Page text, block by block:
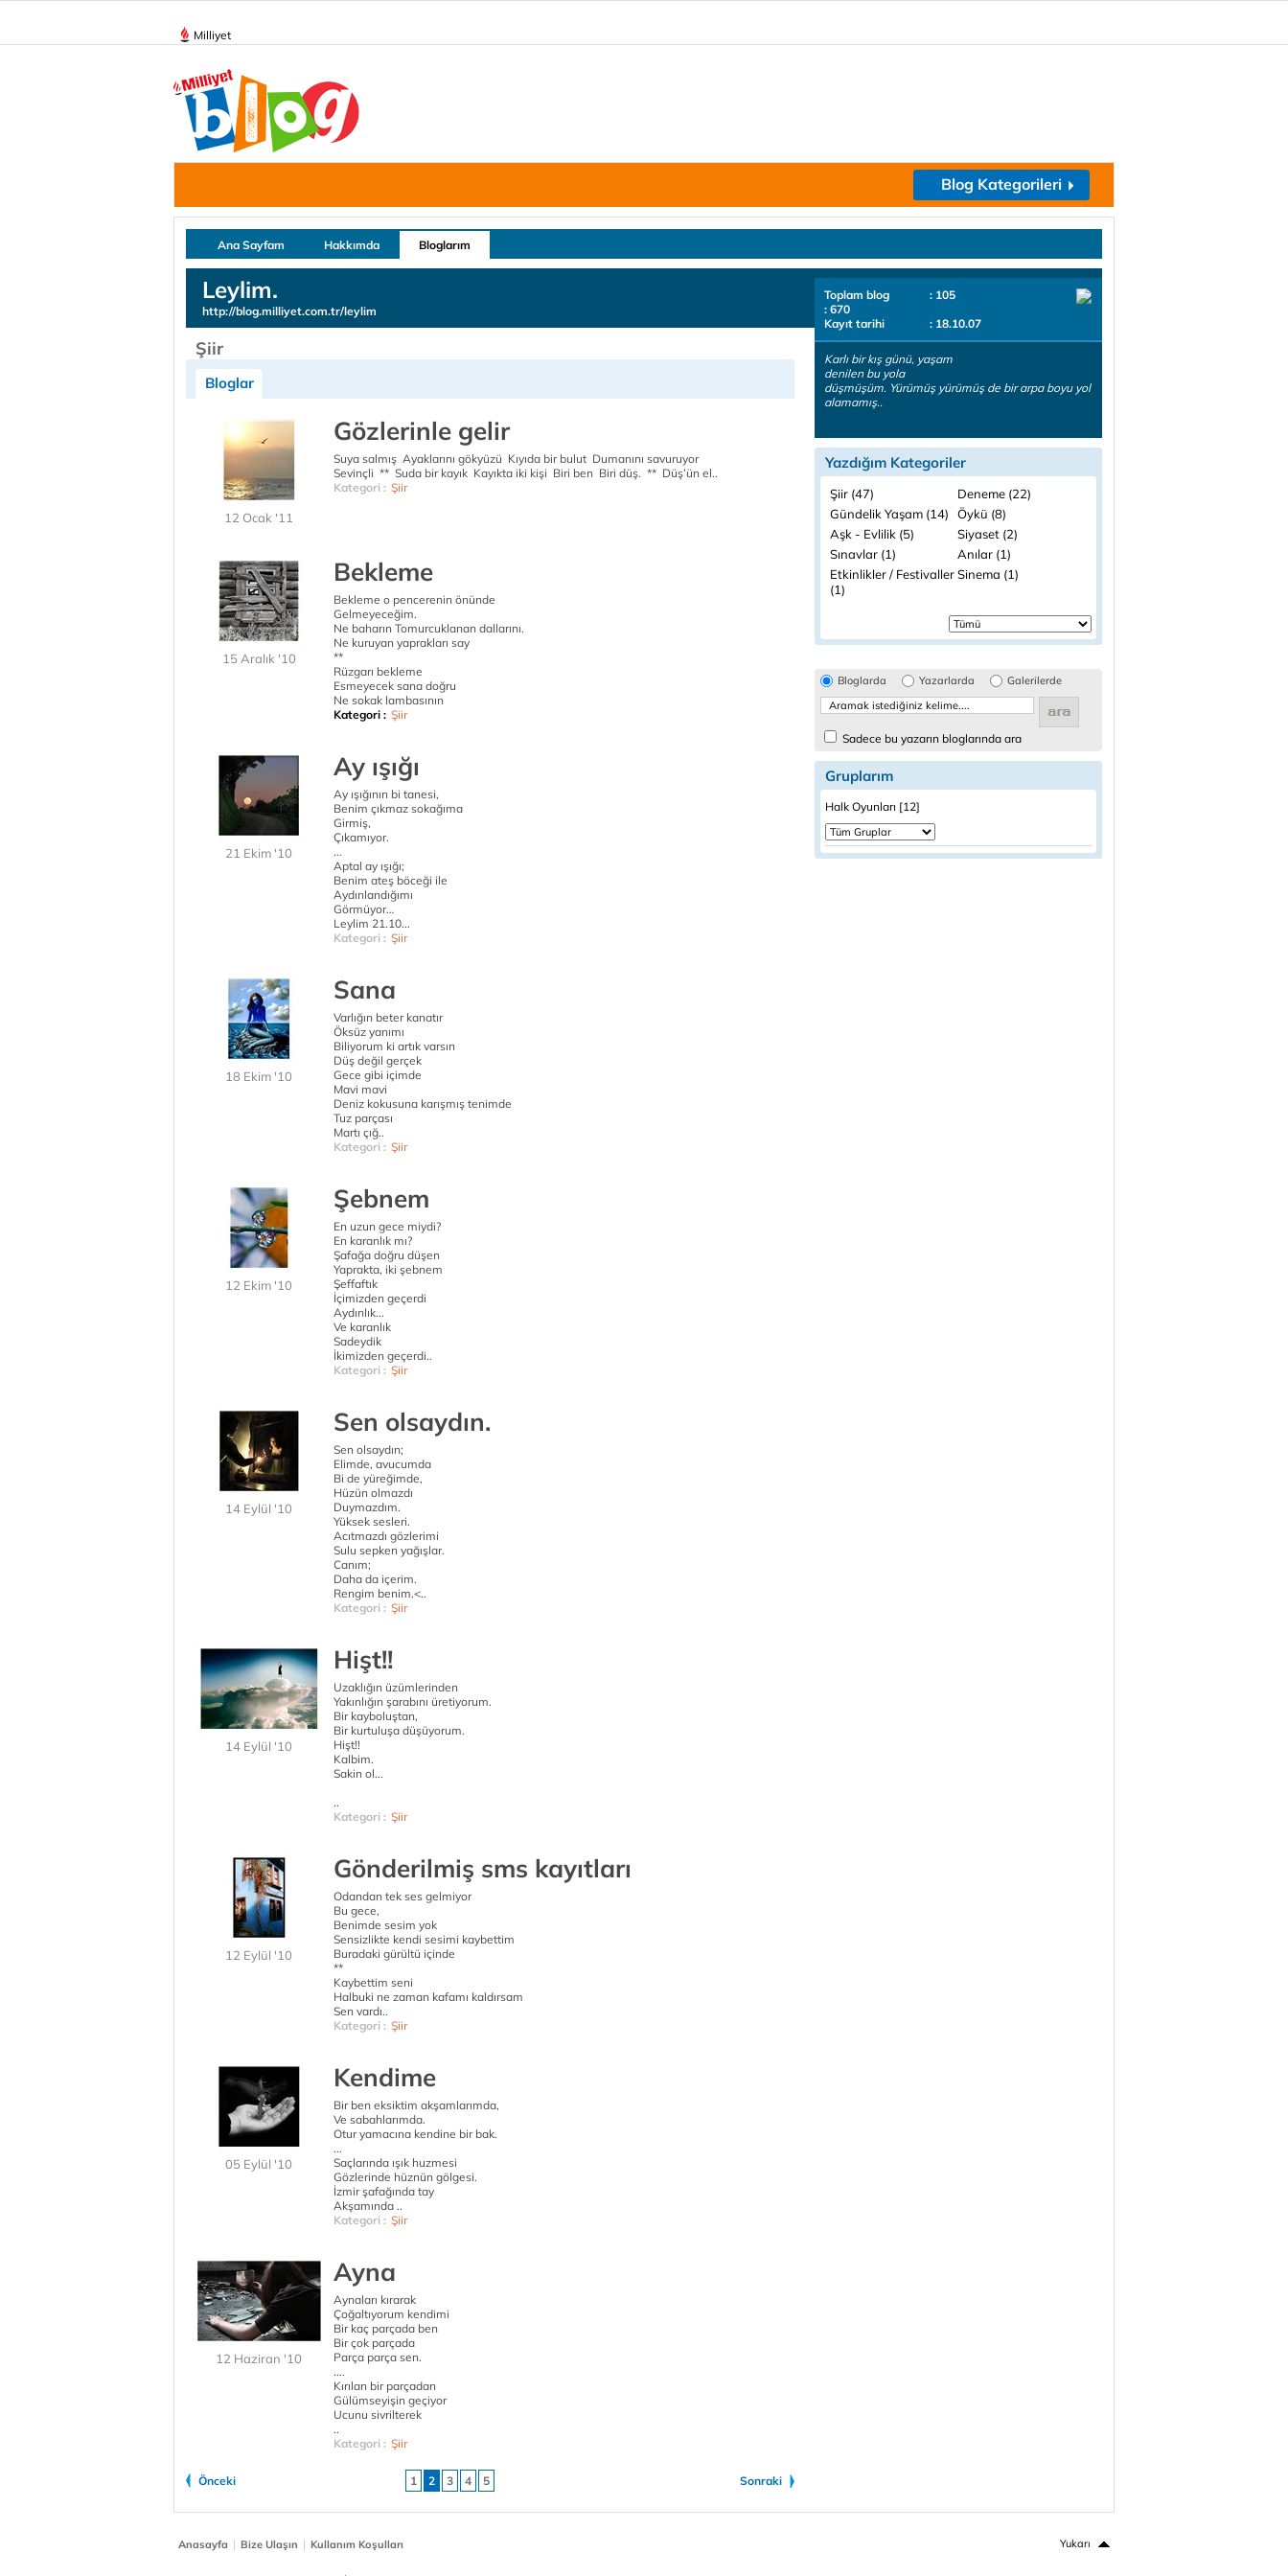
Milliyet
Blog Kategorileri
Ana Sayfam Hakkımda Bloglarım
Leylim.
http://blog.milliyet.com.tr/leylim
Şiir
Bloglar
12 Ocak '11
Gözlerinle gelir
Suya salmış Ayaklarını gökyüzü Kıyıda bir bulut Dumanını savuruyor
Sevinçli ** Suda bir kayık Kayıkta iki kişi Biri ben Biri düş. ** Düş’ün el..
Kategori : Şiir
15 Aralık '10
Bekleme
Bekleme o pencerenin önünde
Gelmeyeceğim.
Ne baharın Tomurcuklanan dallarını.
Ne kuruyan yaprakları say
**
Rüzgarı bekleme
Esmeyecek sana doğru
Ne sokak lambasının
Kategori : Şiir
21 Ekim '10
Ay ışığı
Ay ışığının bi tanesi,
Benim çıkmaz sokağıma
Girmiş,
Çıkamıyor.
...
Aptal ay ışığı;
Benim ateş böceği ile
Aydınlandığımı
Görmüyor…
Leylim 21.10...
Kategori : Şiir
18 Ekim '10
Sana
Varlığın beter kanatır
Öksüz yanımı
Biliyorum ki artık varsın
Düş değil gerçek
Gece gibi içimde
Mavi mavi
Deniz kokusuna karışmış tenimde
Tuz parçası
Martı çığ..
Kategori : Şiir
12 Ekim '10
Şebnem
En uzun gece miydi?
En karanlık mı?
Şafağa doğru düşen
Yaprakta, iki şebnem
Şeffaftık
İçimizden geçerdi
Aydınlık...
Ve karanlık
Sadeydik
İkimizden geçerdi..
Kategori : Şiir
14 Eylül '10
Sen olsaydın.
Sen olsaydın;
Elimde, avucumda
Bi de yüreğimde,
Hüzün olmazdı
Duymazdım.
Yüksek sesleri.
Acıtmazdı gözlerimi
Sulu sepken yağışlar.
Canım;
Daha da içerim.
Rengim benim.<..
Kategori : Şiir
14 Eylül '10
Hişt!!
Uzaklığın üzümlerinden
Yakınlığın şarabını üretiyorum.
Bir kayboluştan,
Bir kurtuluşa düşüyorum.
Hişt!!
Kalbim.
Sakin ol...
..
Kategori : Şiir
12 Eylül '10
Gönderilmiş sms kayıtları
Odandan tek ses gelmiyor
Bu gece,
Benimde sesim yok
Sensizlikte kendi sesimi kaybettim
Buradaki gürültü içinde
**
Kaybettim seni
Halbuki ne zaman kafamı kaldırsam
Sen vardı..
Kategori : Şiir
05 Eylül '10
Kendime
Bir ben eksiktim akşamlarımda,
Ve sabahlarımda.
Otur yamacına kendine bir bak.
...
Saçlarında ışık huzmesi
Gözlerinde hüznün gölgesi.
İzmir şafağında tay
Akşamında ..
Kategori : Şiir
12 Haziran '10
Ayna
Aynaları kırarak
Çoğaltıyorum kendimi
Bir kaç parçada ben
Bir çok parçada
Parça parça sen.
....
Kırılan bir parçadan
Gülümseyişin geçiyor
Ucunu sivrilterek
..
Kategori : Şiir
Önceki Sonraki
1 2 3 4 5
Toplam blog
: 105
: 670
Kayıt tarihi
: 18.10.07
Karlı bir kış günü, yaşam
denilen bu yola
düşmüşüm. Yürümüş yürümüş de bir arpa boyu yol
alamamış..
Yazdığım Kategoriler
Şiir (47)
Deneme (22)
Gündelik Yaşam (14)
Öykü (8)
Aşk - Evlilik (5)
Siyaset (2)
Sınavlar (1)
Anılar (1)
Etkinlikler / Festivaller
(1)
Sinema (1)
Bloglarda Yazarlarda Galerilerde
Sadece bu yazarın bloglarında ara
Gruplarım
Halk Oyunları [12]
Anasayfa | Bize Ulaşın | Kullanım Koşulları Yukarı